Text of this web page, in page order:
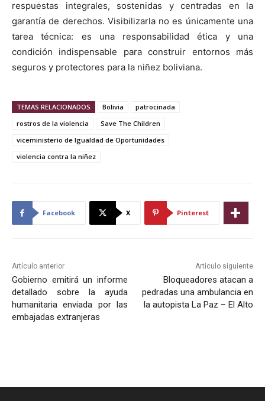
respuestas integrales, sostenidas y centradas en la
garantía de derechos. Visibilizarla no es únicamente una
tarea técnica: es una responsabilidad ética y una
condición indispensable para construir entornos más
seguros y protectores para la niñez boliviana.
TEMAS RELACIONADOS Bolivia
patrocinada
rostros de la violencia
Save The Children
viceministerio de Igualdad de Oportunidades
violencia contra la niñez
Facebook X Pinterest
Artículo anterior
Gobierno emitirá un informe
detallado sobre la ayuda
humanitaria enviada por las
embajadas extranjeras
Artículo siguiente
Bloqueadores atacan a
pedradas una ambulancia en
la autopista La Paz – El Alto